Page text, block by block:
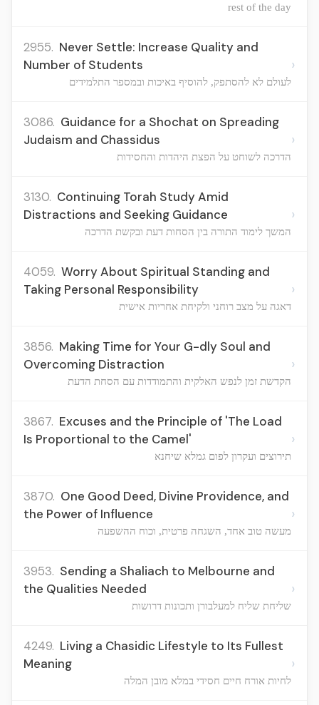
rest of the day
2955. Never Settle: Increase Quality and
Number of Students
לעולם לא להסתפק, להוסיף באיכות ובמספר התלמידים
›
3086. Guidance for a Shochat on Spreading
Judaism and Chassidus
הדרכה לשוחט על הפצת היהדות והחסידות
›
3130. Continuing Torah Study Amid
Distractions and Seeking Guidance
המשך לימוד התורה בין הסחות דעת ובקשת הדרכה
›
4059. Worry About Spiritual Standing and
Taking Personal Responsibility
דאגה על מצב רוחני ולקיחת אחריות אישית
›
3856. Making Time for Your G-dly Soul and
Overcoming Distraction
הקדשת זמן לנפש האלקית והתמודדות עם הסחת הדעת
›
3867. Excuses and the Principle of 'The Load
Is Proportional to the Camel'
תירוצים ועקרון לפום גמלא שיחנא
›
3870. One Good Deed, Divine Providence, and
the Power of Influence
מעשה טוב אחד, השגחה פרטית, וכוח ההשפעה
›
3953. Sending a Shaliach to Melbourne and
the Qualities Needed
שליחת שליח למעלבורן ותכונות דרושות
›
4249. Living a Chasidic Lifestyle to Its Fullest
Meaning
לחיות אורח חיים חסידי במלא מובן המלה
›